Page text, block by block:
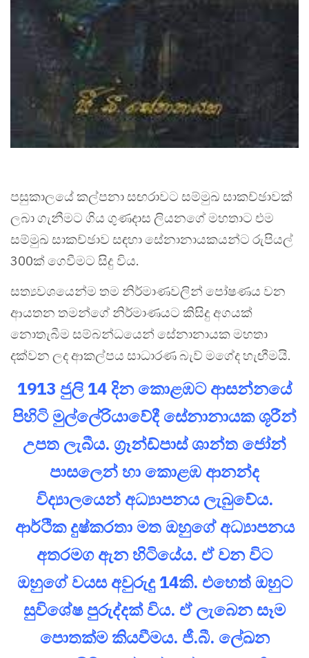
පසුකාලයේ කල්පනා සඟරාවට සම්මුඛ සාකච්ඡාවක්
ලබා ගැනීමට ගිය ගුණදාස ලියනගේ මහතාට එම
සම්මුඛ සාකච්ඡාව සඳහා සේනානායකයන්ට රුපියල්
300ක් ගෙවීමට සිදු විය.
සත්‍යවශයෙන්ම තම නිර්මාණවලින් පෝෂණය වන
ආයතන තමන්ගේ නිර්මාණයට කිසිදු අගයක්
නොතැබීම සම්බන්ධයෙන් සේනානායක මහතා
දක්වන ලද ආකල්පය සාධාරණ බැව් මගේද හැඟීමයි.
1913 ජුලි 14 දින කොළඹට ආසන්නයේ
පිහිටි මුල්ලේරියාවේදී සේනානායක ශූරීන්
උපත ලැබීය. ග්‍රෑන්ඩ්පාස් ශාන්ත ජෝන්
පාසලෙන් හා කොළඹ ආනන්ද
විද්‍යාලයෙන් අධ්‍යාපනය ලැබුවේය.
ආර්ථික දුෂ්කරතා මත ඔහුගේ අධ්‍යාපනය
අතරමග ඇන හිටියේය. ඒ වන විට
ඔහුගේ වයස අවුරුදු 14කි. එහෙත් ඔහුට
සුවිශේෂ පුරුද්දක් විය. ඒ ලැබෙන සෑම
පොතක්ම කියවීමය. ජී.බී. ලේඛන